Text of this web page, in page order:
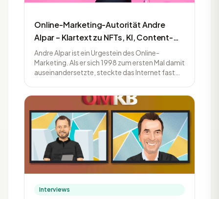
Online-Marketing-Autorität Andre
Alpar – Klartext zu NFTs, KI, Content-
Marketing und zum Gefecht um die
Voice-Dominanz
Andre Alpar ist ein Urgestein des Online-
Marketing. Als er sich 1998 zum ersten Mal damit
auseinandersetzte, steckte das Internet fast
Interviews